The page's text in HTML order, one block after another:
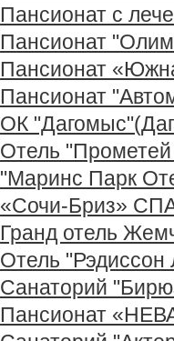
Пансионат с
Пансионат
Пансионат
Пансионат
ОК
Отель "Прометей
"Маринс Парк
«Сочи-Бриз»
Гранд отель
Отель
Санаторий
Пансионат